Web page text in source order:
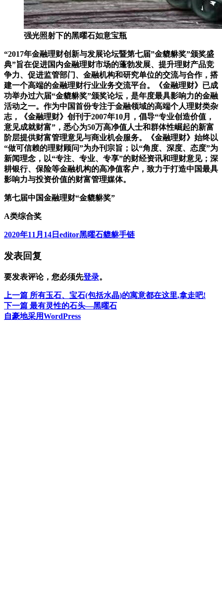
强光照射下的黑曜石如意宝瓶
“2017年金融理财创新与发展论坛暨第七届”金貔貅奖”颁奖盛
典”旨在促进国内金融理财市场的蓬勃发展、提升理财产品竞
争力、促进监管部门、金融机构和研究单位的交流与合作，搭
建一个高端的金融理财行业业务交流平台。《金融理财》已成
功举办过六届“金貔貅奖”颁奖论坛，是年度最具影响力的金融
活动之一。作为中国首份专注于金融领域的高端个人理财类杂
志，《金融理财》创刊于2007年10月，倡导“专业创造价值，
意见成就财富”，悉心为50万高净值人士和群体性崛起的新富
阶层提供财富管理意见与商业机会服务。《金融理财》始终以
“做可信赖的理财顾问”为办刊宗旨；以“角度、深度、态度”为
新闻理念，以“专注、专业、专享”的财经资讯和理财意见；深
耕银行、保险等金融机构的高净值客户，致力于打造中国最具
影响力与投资价值的财富管理媒体。
第七届中国金融理财“金貔貅奖”
A类综合奖
发
于
2020年11月14日 作
editor分
黑曜石貔貅手链
发表回复
要发表评论，您必须先登录。
文
章
上一篇 上
篇
文
所有玉石、宝石(包括水晶)的寓意都在这里,拿走吧!
下一篇 下
篇
最有灵性的石头—黑曜石
自豪地采用WordPress